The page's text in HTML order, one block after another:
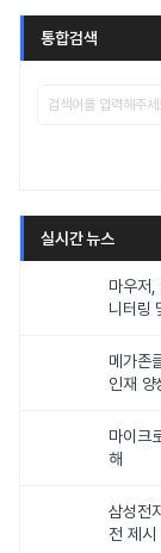
통합검색
실시간 뉴스
마우저,
니터링
메가존
인재 양
마이크
해
삼성전
전 제시